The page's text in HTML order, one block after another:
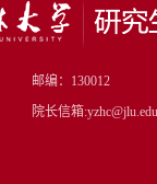
邮编：130012
院长信箱